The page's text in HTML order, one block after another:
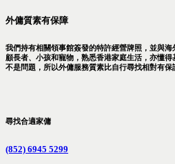
外傭質素有保障
我們持有相關領事館簽發的特許經營牌照，並與
顧長者、小孩和寵物，熟悉香港家庭生活，亦懂
不是問題，所以外傭服務質素比自行尋找相對有保
尋找合適家傭
(852) 6945 5299